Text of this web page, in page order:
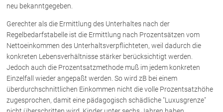
neu bekanntgegeben.
Gerechter als die Ermittlung des Unterhaltes nach der
Regelbedarfstabelle ist die Ermittlung nach Prozentsätzen vom
Nettoeinkommen des Unterhaltsverpflichteten, weil dadurch die
konkreten Lebensverhältnisse stärker berücksichtigt werden.
Jedoch auch die Prozentsatzmethode muß im jedem konkreten
Einzelfall wieder angepaßt werden. So wird zB bei einem
überdurchschnittlichen Einkommen nicht die volle Prozentsatzhöhe
zugesprochen, damit eine pädagogisch schädliche "Luxusgrenze"